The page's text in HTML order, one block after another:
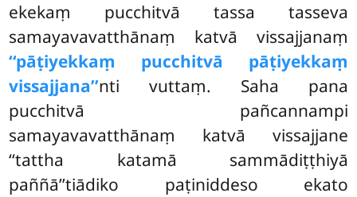
ekekaṃ pucchitvā tassa tasseva
samayavavatthānaṃ katvā vissajjanaṃ
‘‘pāṭiyekkaṃ pucchitvā pāṭiyekkaṃ
vissajjana’’nti vuttaṃ. Saha pana
pucchitvā pañcannampi
samayavavatthānaṃ katvā vissajjane
‘‘tattha katamā sammādiṭṭhiyā
paññā’’tiādiko paṭiniddeso ekato